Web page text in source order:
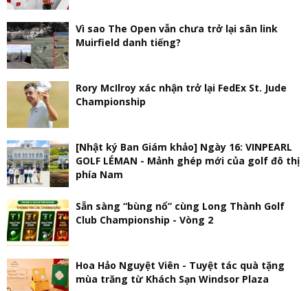
Vì sao The Open vẫn chưa trở lại sân link
Muirfield danh tiếng?
Rory McIlroy xác nhận trở lại FedEx St. Jude
Championship
[Nhật ký Ban Giám khảo] Ngày 16: VINPEARL
GOLF LÉMAN - Mảnh ghép mới của golf đô thị
phía Nam
Sẵn sàng “bùng nổ” cùng Long Thành Golf
Club Championship - Vòng 2
Hoa Hảo Nguyệt Viên - Tuyệt tác quà tặng
mùa trăng từ Khách Sạn Windsor Plaza